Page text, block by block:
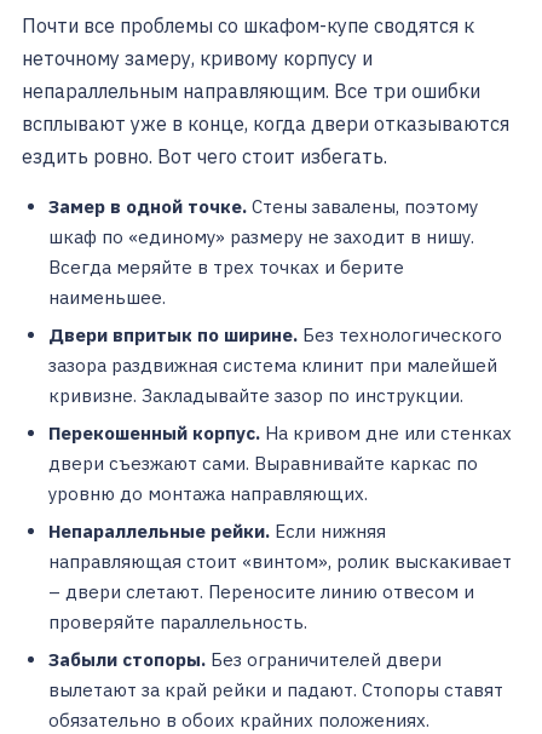
Почти все проблемы со шкафом-купе сводятся к
неточному замеру, кривому корпусу и
непараллельным направляющим. Все три ошибки
всплывают уже в конце, когда двери отказываются
ездить ровно. Вот чего стоит избегать.
Замер в одной точке. Стены завалены, поэтому
шкаф по «единому» размеру не заходит в нишу.
Всегда меряйте в трех точках и берите
наименьшее.
Двери впритык по ширине. Без технологического
зазора раздвижная система клинит при малейшей
кривизне. Закладывайте зазор по инструкции.
Перекошенный корпус. На кривом дне или стенках
двери съезжают сами. Выравнивайте каркас по
уровню до монтажа направляющих.
Непараллельные рейки. Если нижняя
направляющая стоит «винтом», ролик выскакивает
– двери слетают. Переносите линию отвесом и
проверяйте параллельность.
Забыли стопоры. Без ограничителей двери
вылетают за край рейки и падают. Стопоры ставят
обязательно в обоих крайних положениях.